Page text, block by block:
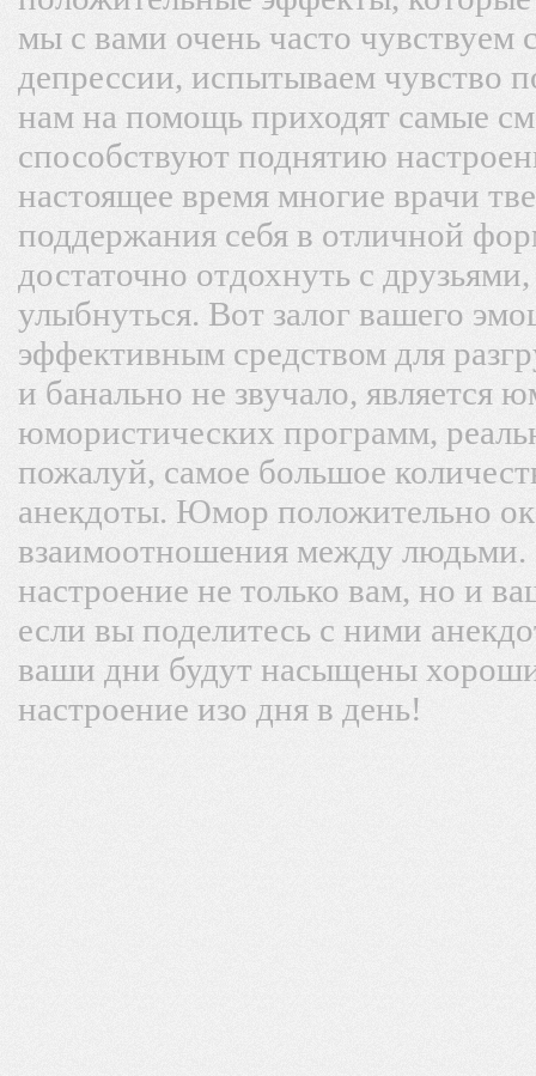
мы с вами очень часто чувствуем
депрессии, испытываем чувство
нам на помощь приходят самые
способствуют поднятию
настоящее время многие врачи
поддержания себя в отличной
достаточно отдохнуть с
улыбнуться. Вот залог вашего
эффективным средством для
и банально не звучало, является
юмористических программ,
пожалуй, самое большое
анекдоты. Юмор положительно
взаимоотношения между
настроение не только вам, но и
если вы поделитесь с ними
ваши дни будут насыщены
настроение изо дня в день!